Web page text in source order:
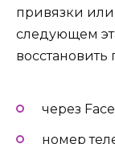
привязки
следующем
через
номер